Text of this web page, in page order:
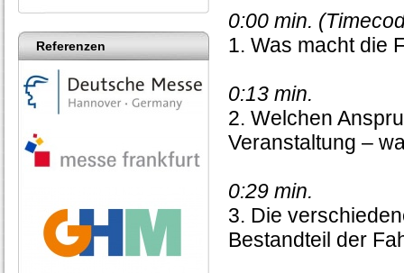
Referenzen
0:00 min.
1. Was macht die
0:13 min.
2. Welchen
Veranstaltung –
0:29 min.
3. Die
Bestandteil der